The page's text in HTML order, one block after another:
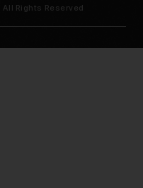
Rights Reserved